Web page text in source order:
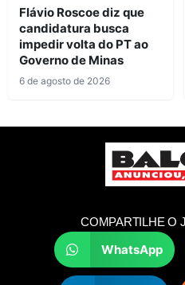
Flávio Roscoe diz que
candidatura busca
impedir volta do PT ao
Governo de Minas
6 de agosto de 2026
COMPARTILHE O
WhatsApp